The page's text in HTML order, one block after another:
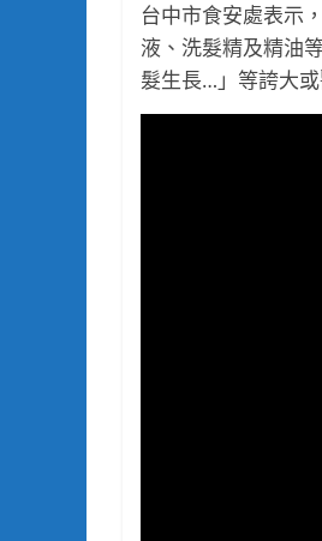
台中市食安處表示
液、洗髮精及精油
髮生長…」等誇大